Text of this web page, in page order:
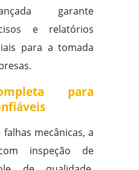
garante
e relatórios
para a tomada
para
mecânicas, a
inspeção de